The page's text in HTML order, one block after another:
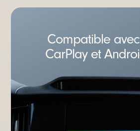
Compatible
CarPlay et